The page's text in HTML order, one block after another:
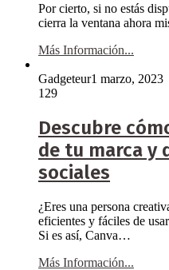
Por cierto, si no estás
cierra la ventana ahora
Más Información...
Gadgeteur1 marzo, 2023
129
Descubre
de tu marca y
sociales
¿Eres una persona
eficientes y fáciles de
Si es así, Canva…
Más Información...